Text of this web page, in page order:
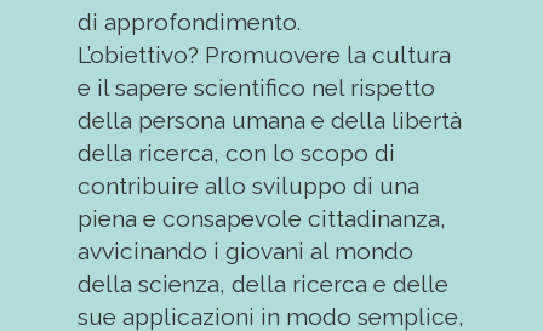
di approfondimento.
L’obiettivo? Promuovere la cultura
e il sapere scientifico nel rispetto
della persona umana e della libertà
della ricerca, con lo scopo di
contribuire allo sviluppo di una
piena e consapevole cittadinanza,
avvicinando i giovani al mondo
della scienza, della ricerca e delle
sue applicazioni in modo semplice,